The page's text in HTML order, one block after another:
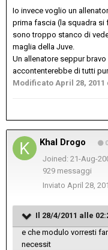
Io invece voglio un
prima fascia (la squadra si
sono troppo stanco di
maglia della Juve.
Un allenatore seppur
accontenterebbe di tutti
Modificato April 28, 2011
Khal Drogo 0
Joined: 21-Aug-
929 messaggi
Inviato April 28,
Il 28/4/2011 alle
e che modulo vorresti
necessit